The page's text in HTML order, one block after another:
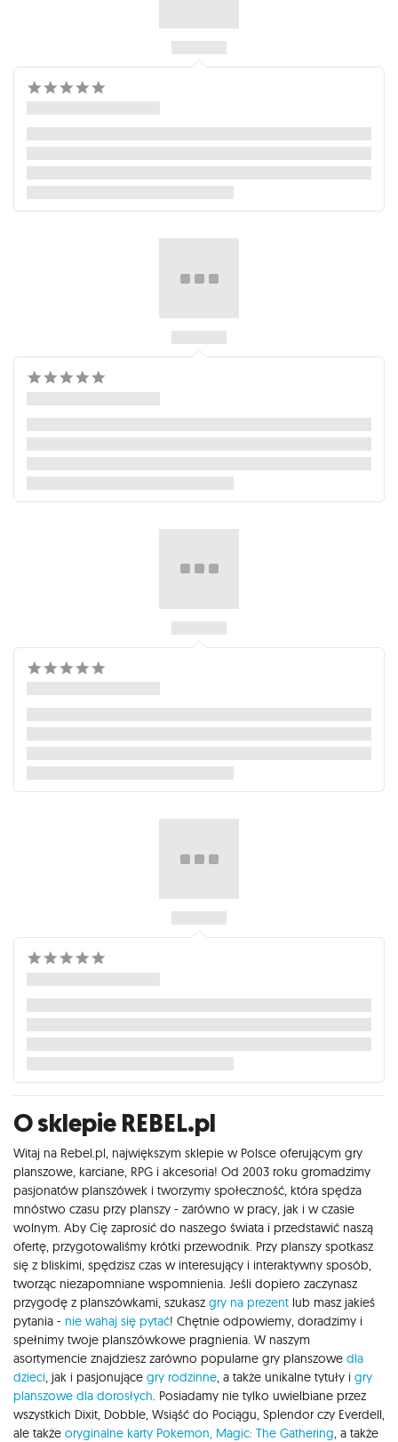
O sklepie REBEL.pl
Witaj na Rebel.pl, największym sklepie w Polsce oferującym gry
planszowe, karciane, RPG i akcesoria! Od 2003 roku gromadzimy
pasjonatów planszówek i tworzymy społeczność, która spędza
mnóstwo czasu przy planszy - zarówno w pracy, jak i w czasie
wolnym. Aby Cię zaprosić do naszego świata i przedstawić naszą
ofertę, przygotowaliśmy krótki przewodnik. Przy planszy spotkasz
się z bliskimi, spędzisz czas w interesujący i interaktywny sposób,
tworząc niezapomniane wspomnienia. Jeśli dopiero zaczynasz
przygodę z planszówkami, szukasz gry na prezent lub masz jakieś
pytania - nie wahaj się pytać! Chętnie odpowiemy, doradzimy i
spełnimy twoje planszówkowe pragnienia. W naszym
asortymencie znajdziesz zarówno popularne gry planszowe dla
dzieci , jak i pasjonujące gry rodzinne , a także unikalne tytuły i gry
planszowe dla dorosłych . Posiadamy nie tylko uwielbiane przez
wszystkich Dixit, Dobble, Wsiąść do Pociągu, Splendor czy Everdell,
ale także oryginalne karty Pokemon, Magic: The Gathering , a także